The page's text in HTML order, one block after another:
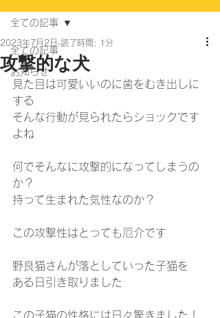
全ての記事
お知らせ
全ての記事
攻撃的な犬
2023年7月2日 読了時間: 1分
見た目は可愛いいのに歯をむき出しに
する
そんな行動が見られたらショックです
よね
何でそんなに攻撃的になってしまうの
か？
持って生まれた気性なのか？
この攻撃性はとっても厄介です
野良猫さんが落としていった子猫を
ある日引き取りました
この子猫の性格には日々驚きました！